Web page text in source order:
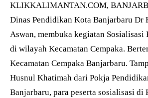
KLIKKALIMANTAN.COM,
Dinas Pendidikan Kota Banjarbaru Dr
Aswan, membuka kegiatan
di wilayah Kecamatan Cempaka.
Kecamatan Cempaka Banjarbaru.
Husnul Khatimah dari Pokja
Banjarbaru, para peserta sosialisasi di